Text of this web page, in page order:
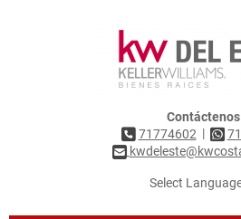
Contáctenos
71774602 |
Select